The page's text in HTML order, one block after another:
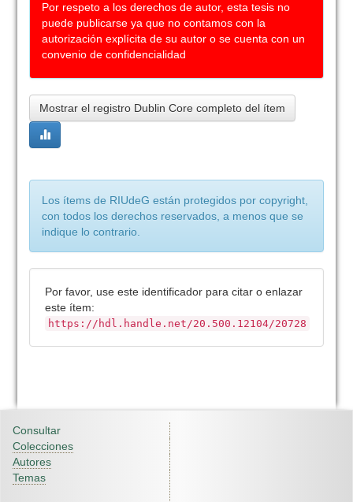
Por respeto a los derechos de autor, esta tesis no
puede publicarse ya que no contamos con la
autorización explícita de su autor o se cuenta con un
convenio de confidencialidad
Mostrar el registro Dublin Core completo del ítem
Los ítems de RIUdeG están protegidos por copyright,
con todos los derechos reservados, a menos que se
indique lo contrario.
Por favor, use este identificador para citar o enlazar
este ítem:
https://hdl.handle.net/20.500.12104/20728
Consultar
Colecciones
Autores
Temas